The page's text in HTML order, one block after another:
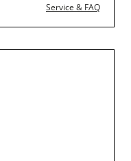
Service & FAQ